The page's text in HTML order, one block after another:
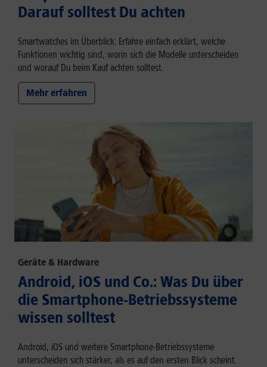
Darauf solltest Du achten
Smartwatches im Überblick: Erfahre einfach erklärt, welche
Funktionen wichtig sind, worin sich die Modelle unterscheiden
und worauf Du beim Kauf achten solltest.
Mehr erfahren
Geräte & Hardware
Android, iOS und Co.: Was Du über
die Smartphone-Betriebssysteme
wissen solltest
Android, iOS und weitere Smartphone-Betriebssysteme
unterscheiden sich stärker, als es auf den ersten Blick scheint.